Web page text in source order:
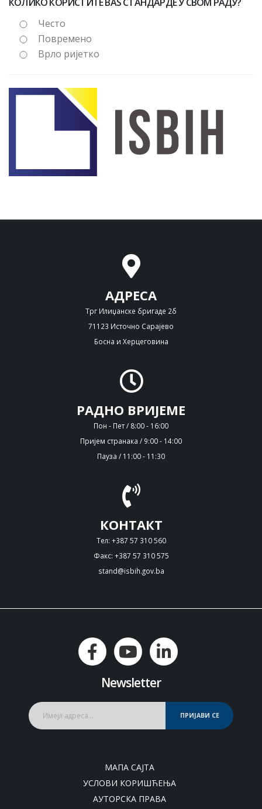
Често
Повремено
Врло ријетко
АДРЕСА
Трг Илиџанске бригаде 2б
71123 Источно Сарајево
Босна и Херцеговина
РАДНО ВРИЈЕМЕ
Пон - Пет / 8:00 - 16:00
Пријем странака / 9:00 - 14:00
Пауза / 11:00 - 11:30
КОНТАКТ
Тел: +387 57 310 560
Факс: +387 57 310 575
stand@isbih.gov.ba
Newsletter
ПРИЈАВИ СЕ
МАПА САЈТА
УСЛОВИ КОРИШЋЕЊА
АУТОРСКА ПРАВА